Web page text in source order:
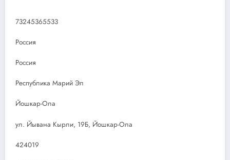
73245365533
Россия
Россия
Республика Марий Эл
Йошкар-Ола
ул. Йывана Кырли, 19Б, Йошкар-Ола
424019